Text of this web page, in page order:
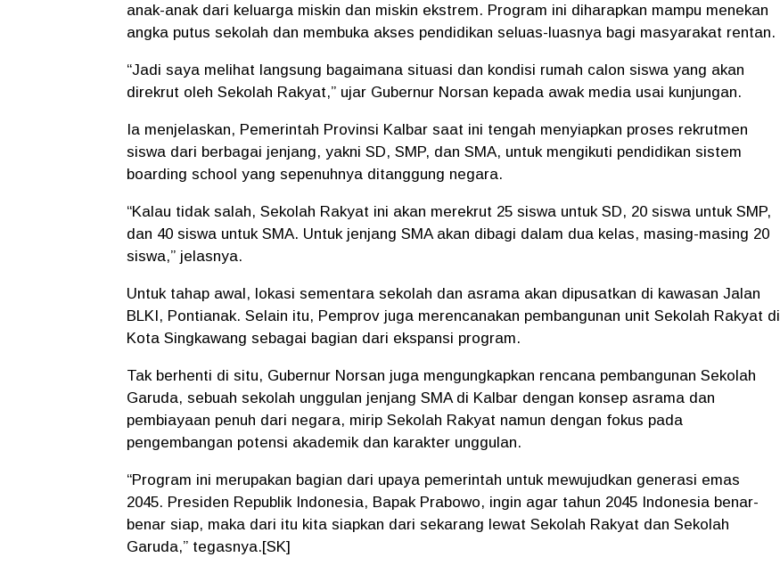
anak-anak dari keluarga miskin dan miskin ekstrem. Program ini diharapkan mampu menekan
angka putus sekolah dan membuka akses pendidikan seluas-luasnya bagi masyarakat rentan.
“Jadi saya melihat langsung bagaimana situasi dan kondisi rumah calon siswa yang akan
direkrut oleh Sekolah Rakyat,” ujar Gubernur Norsan kepada awak media usai kunjungan.
Ia menjelaskan, Pemerintah Provinsi Kalbar saat ini tengah menyiapkan proses rekrutmen
siswa dari berbagai jenjang, yakni SD, SMP, dan SMA, untuk mengikuti pendidikan sistem
boarding school yang sepenuhnya ditanggung negara.
“Kalau tidak salah, Sekolah Rakyat ini akan merekrut 25 siswa untuk SD, 20 siswa untuk SMP,
dan 40 siswa untuk SMA. Untuk jenjang SMA akan dibagi dalam dua kelas, masing-masing 20
siswa,” jelasnya.
Untuk tahap awal, lokasi sementara sekolah dan asrama akan dipusatkan di kawasan Jalan
BLKI, Pontianak. Selain itu, Pemprov juga merencanakan pembangunan unit Sekolah Rakyat di
Kota Singkawang sebagai bagian dari ekspansi program.
Tak berhenti di situ, Gubernur Norsan juga mengungkapkan rencana pembangunan Sekolah
Garuda, sebuah sekolah unggulan jenjang SMA di Kalbar dengan konsep asrama dan
pembiayaan penuh dari negara, mirip Sekolah Rakyat namun dengan fokus pada
pengembangan potensi akademik dan karakter unggulan.
“Program ini merupakan bagian dari upaya pemerintah untuk mewujudkan generasi emas
2045. Presiden Republik Indonesia, Bapak Prabowo, ingin agar tahun 2045 Indonesia benar-
benar siap, maka dari itu kita siapkan dari sekarang lewat Sekolah Rakyat dan Sekolah
Garuda,” tegasnya.[SK]